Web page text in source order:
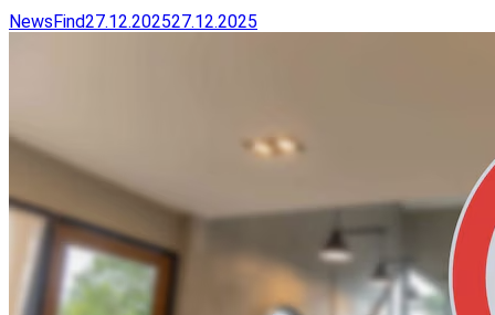
NewsFind27.12.202527.12.2025